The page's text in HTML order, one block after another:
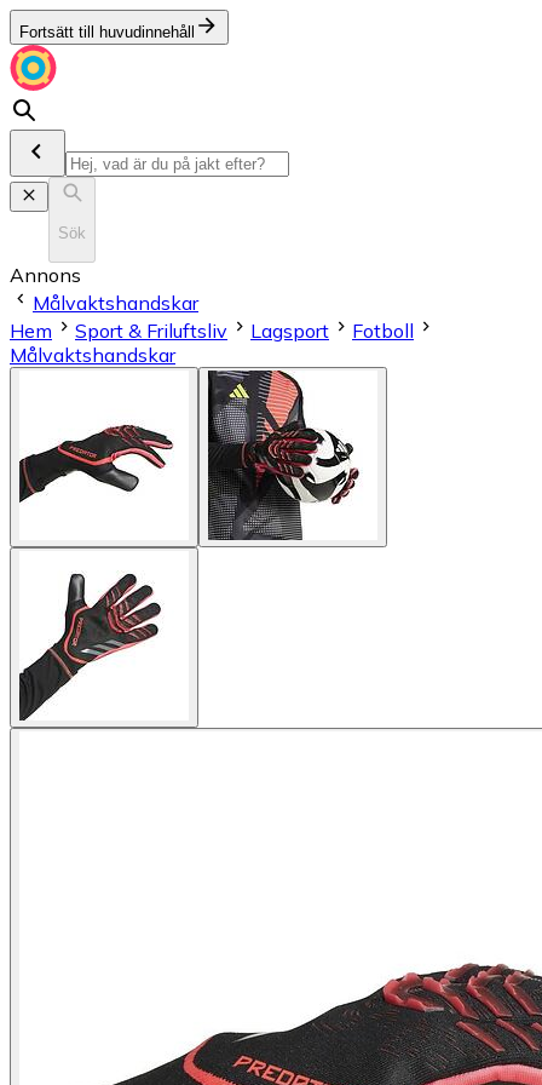
Fortsätt till huvudinnehåll
Sök
Annons
Målvaktshandskar
Hem
Sport & Friluftsliv Lagsport
Fotboll
Målvaktshandskar